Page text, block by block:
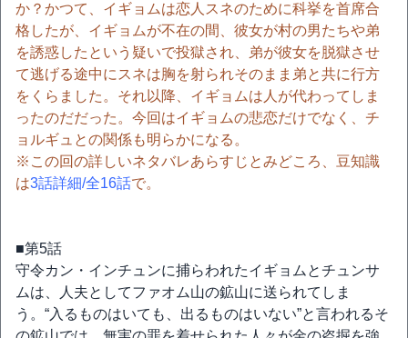
か？かつて、イギョムは恋人スネのために科挙を首席合
格したが、イギョムが不在の間、彼女が村の男たちや弟
を誘惑したという疑いで投獄され、弟が彼女を脱獄させ
て逃げる途中にスネは胸を射られそのまま弟と共に行方
をくらました。それ以降、イギョムは人が代わってしま
ったのだだった。今回はイギョムの悲恋だけでなく、チ
ョルギュとの関係も明らかになる。
※この回の詳しいネタバレあらすじとみどころ、豆知識
は3話詳細/全16話で。
■第5話
守令カン・インチュンに捕らわれたイギョムとチュンサ
ムは、人夫としてファオム山の鉱山に送られてしま
う。“入るものはいても、出るものはいない”と言われるそ